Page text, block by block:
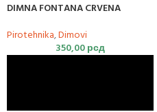
DIMNA FONTANA CRVENA
Pirotehnika,Dimovi
350,00рсд